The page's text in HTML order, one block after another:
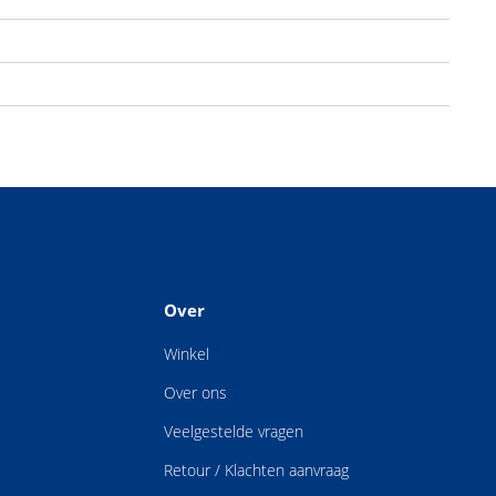
Over
Winkel
Over ons
Veelgestelde vragen
Retour / Klachten aanvraag